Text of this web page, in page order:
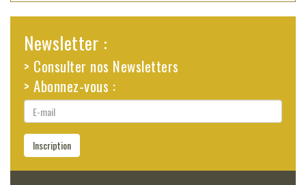
Newsletter :
> Consulter nos Newsletters
> Abonnez-vous :
E-
mail
Inscription